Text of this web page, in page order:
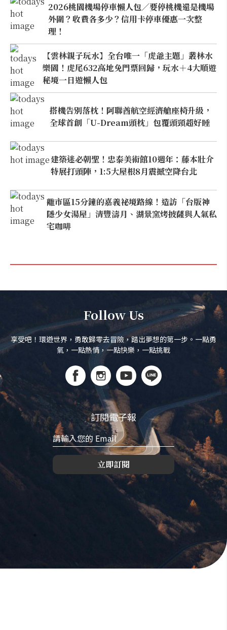
2026桃園機場停車懶人包／要停桃機還是機場
外圍？收費各多少？信用卡停車優惠一次整
理！
【雲林親子玩水】全台唯一「虎爺主題」叢林水
樂園！虎尾632高地免門票回歸，玩水＋4大順遊
秘境一日遊懶人包
搭機告別落枕！阿聯酋航空經濟艙座椅升級，
全球首創「U-Dream頭枕」包覆頭頸超好睡
建築迷必朝聖！忠泰美術館10週年：藤本壯介
特展打頭陣，1:5大屋根8月震撼空降台北
離市區15分鐘的嘉義祕境路線！造訪「台版神
隱少女湯屋」清豐濤月、湖景窯烤披薩與人氣私
宅咖啡
Follow Us
享受吧！環遊世界，勇敢歸零去冒險，踏出夢想的第一步。一點勇
氣，一點熱情，一點快樂，一點挑戰
訂閱電子報
立即訂閱